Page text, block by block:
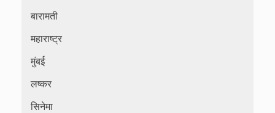
बारामती
महाराष्ट्र
मुंबई
लष्कर
सिनेमा